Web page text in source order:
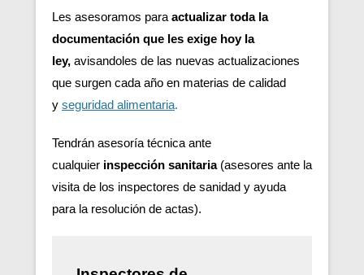
Les asesoramos para actualizar toda la
documentación que les exige hoy la
ley, avisandoles de las nuevas actualizaciones
que surgen cada año en materias de calidad
y seguridad alimentaria.
Tendrán asesoría técnica ante
cualquier inspección sanitaria (asesores ante la
visita de los inspectores de sanidad y ayuda
para la resolución de actas).